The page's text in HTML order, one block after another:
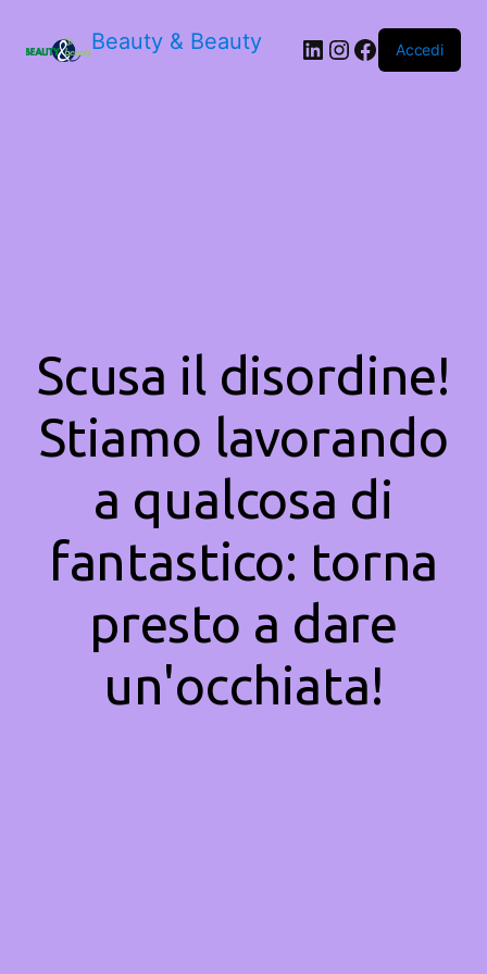
Beauty & Beauty LinkedIn
Instagram
Facebook
Accedi
Scusa il disordine!
Stiamo lavorando
a qualcosa di
fantastico: torna
presto a dare
un'occhiata!